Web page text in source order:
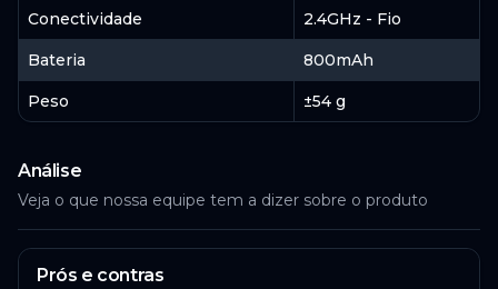
Conectividade 2.4GHz - Fio
Bateria 800mAh
Peso ±54 g
Análise
Veja o que nossa equipe tem a dizer sobre o produto
Prós e contras